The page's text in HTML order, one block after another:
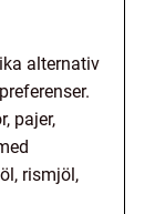
alternativ
pajer,
rismjöl,